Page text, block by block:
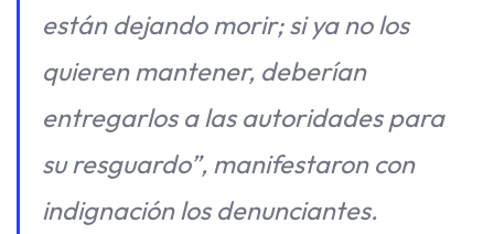
están dejando morir; si ya no los
quieren mantener, deberían
entregarlos a las autoridades para
su resguardo”, manifestaron con
indignación los denunciantes.